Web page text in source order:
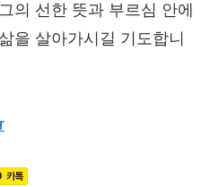
의 선한 뜻과 부르심 안에
을 살아가시길 기도합니